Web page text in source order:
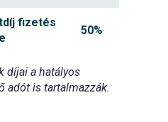
fizetés
50%
díjai a hatályos
adót is tartalmazzák.